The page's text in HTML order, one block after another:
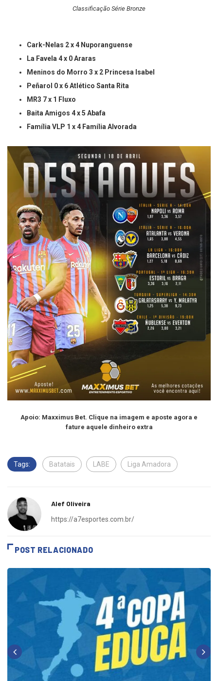
Classificação Série Bronze
Cark-Nelas 2 x 4 Nuporanguense
La Favela 4 x 0 Araras
Meninos do Morro 3 x 2 Princesa Isabel
Peñarol 0 x 6 Atlético Santa Rita
MR3 7 x 1 Fluxo
Baita Amigos 4 x 5 Abafa
Família VLP 1 x 4 Família Alvorada
Apoio: Maxximus Bet. Clique na imagem e aposte agora e
fature aquele dinheiro extra
Tags: Batatais LABE Liga Amadora
Alef Oliveira
https://a7esportes.com.br/
POST RELACIONADO